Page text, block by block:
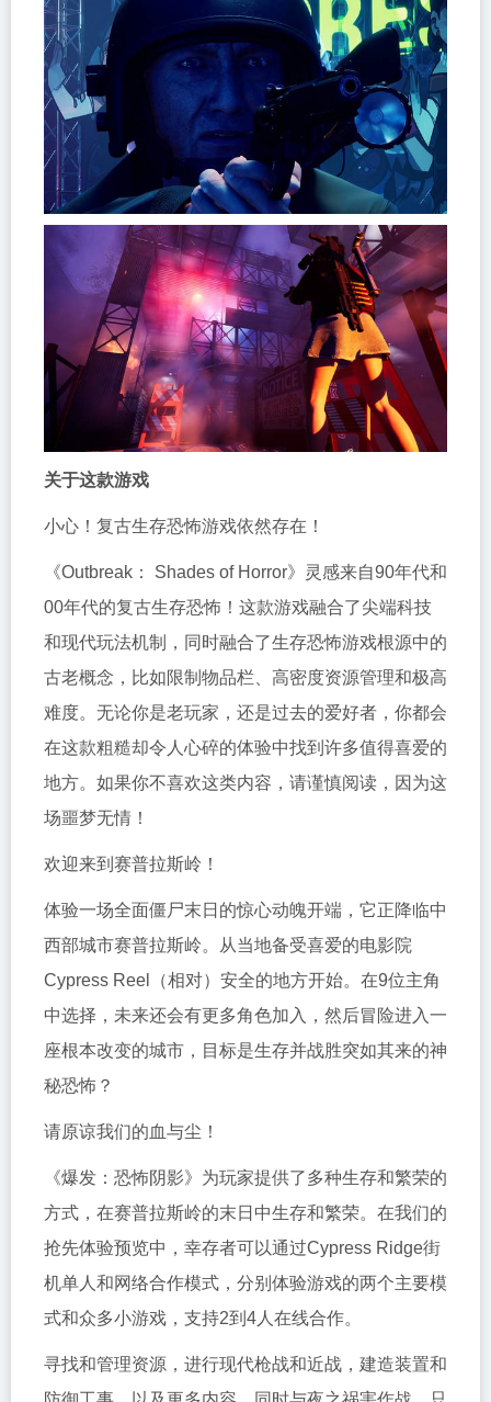
关于这款游戏
小心！复古生存恐怖游戏依然存在！
《Outbreak： Shades of Horror》灵感来自90年代和
00年代的复古生存恐怖！这款游戏融合了尖端科技
和现代玩法机制，同时融合了生存恐怖游戏根源中的
古老概念，比如限制物品栏、高密度资源管理和极高
难度。无论你是老玩家，还是过去的爱好者，你都会
在这款粗糙却令人心碎的体验中找到许多值得喜爱的
地方。如果你不喜欢这类内容，请谨慎阅读，因为这
场噩梦无情！
欢迎来到赛普拉斯岭！
体验一场全面僵尸末日的惊心动魄开端，它正降临中
西部城市赛普拉斯岭。从当地备受喜爱的电影院
Cypress Reel（相对）安全的地方开始。在9位主角
中选择，未来还会有更多角色加入，然后冒险进入一
座根本改变的城市，目标是生存并战胜突如其来的神
秘恐怖？
请原谅我们的血与尘！
《爆发：恐怖阴影》为玩家提供了多种生存和繁荣的
方式，在赛普拉斯岭的末日中生存和繁荣。在我们的
抢先体验预览中，幸存者可以通过Cypress Ridge街
机单人和网络合作模式，分别体验游戏的两个主要模
式和众多小游戏，支持2到4人在线合作。
寻找和管理资源，进行现代枪战和近战，建造装置和